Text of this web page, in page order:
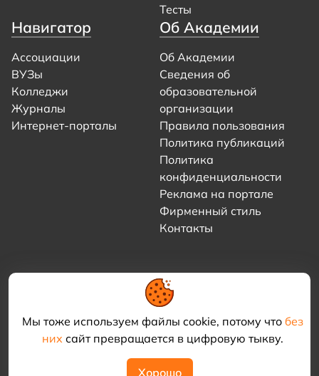
Мы тоже используем файлы cookie, потому что без
нихсайт превращается в цифровую тыкву.
Хорошо
Тесты
Навигатор
Ассоциации
ВУЗы
Колледжи
Журналы
Интернет-порталы
Об Академии
Об Академии
Сведения об
образовательной
организации
Правила пользования
Политика публикаций
Политика
конфиденциальности
Реклама на портале
Фирменный стиль
Контакты
© 2021–2026 «Академия КриоФрост»